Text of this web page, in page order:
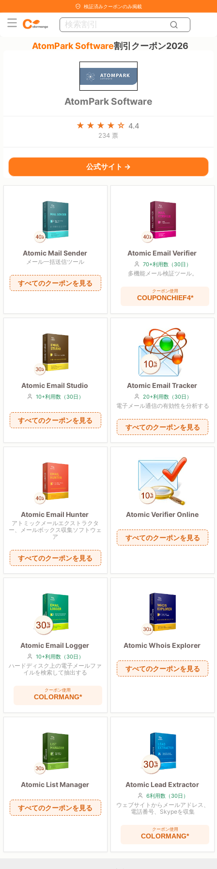
検証済みクーポンのみ掲載
AtomPark Software割引クーポン2026
AtomPark Software
4.4
234 票
公式サイト →
Atomic Mail Sender
メール一括送信ツール
すべてのクーポンを見る
Atomic Email Verifier
70+利用数（30日）
多機能メール検証ツール。
クーポン使用
COUPONCHIEF4*
Atomic Email Studio
10+利用数（30日）
すべてのクーポンを見る
Atomic Email Tracker
20+利用数（30日）
電子メール通信の有効性を分析する
すべてのクーポンを見る
Atomic Email Hunter
アトミックメールエクストラクタ
ー、メールボックス収集ソフトウェ
ア
すべてのクーポンを見る
Atomic Verifier Online
すべてのクーポンを見る
Atomic Email Logger
10+利用数（30日）
ハードディスク上の電子メールファ
イルを検索して抽出する
クーポン使用
COLORMANG*
Atomic Whois Explorer
すべてのクーポンを見る
Atomic List Manager
すべてのクーポンを見る
Atomic Lead Extractor
6利用数（30日）
ウェブサイトからメールアドレス、
電話番号、Skypeを収集
クーポン使用
COLORMANG*